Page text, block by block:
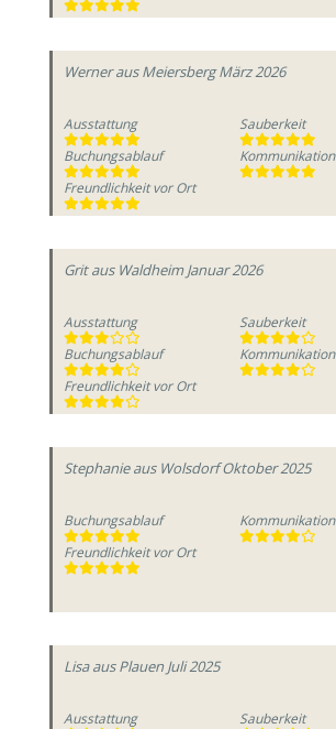
Werneraus Meiersberg März 2026
Ausstattung
Sauberkeit
Buchungsablauf
Kommunikation
Freundlichkeit vor Ort
Gritaus Waldheim Januar 2026
Ausstattung
Sauberkeit
Buchungsablauf
Kommunikation
Freundlichkeit vor Ort
Stephanieaus Wolsdorf Oktober 2025
Buchungsablauf
Kommunikation
Freundlichkeit vor Ort
Lisaaus Plauen Juli 2025
Ausstattung
Sauberkeit